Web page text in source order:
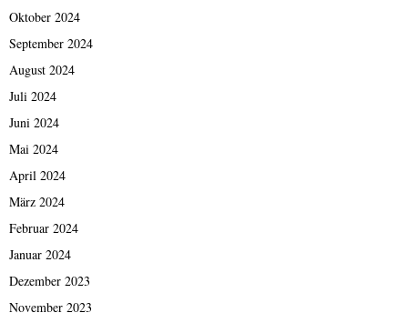
Oktober 2024
September 2024
August 2024
Juli 2024
Juni 2024
Mai 2024
April 2024
März 2024
Februar 2024
Januar 2024
Dezember 2023
November 2023